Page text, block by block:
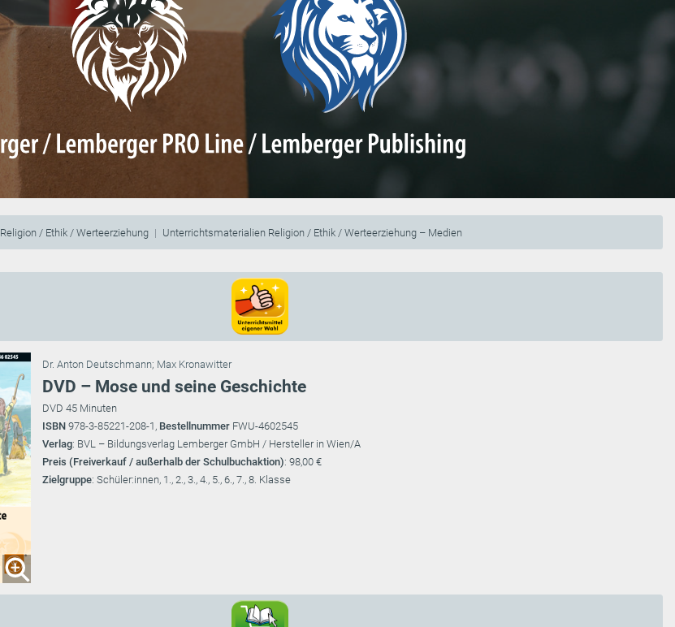
Religion / Ethik / Werteerziehung Unterrichtsmaterialien Religion / Ethik / Werteerziehung – Medien
Dr. Anton Deutschmann; Max Kronawitter
DVD – Mose und seine Geschichte
DVD 45 Minuten
ISBN 978-3-85221-208-1, Bestellnummer FWU-4602545
Verlag: BVL – Bildungsverlag Lemberger GmbH / Hersteller in Wien/A
Preis (Freiverkauf / außerhalb der Schulbuchaktion): 98,00 €
Zielgruppe: Schüler:innen, 1., 2., 3., 4., 5., 6., 7., 8. Klasse